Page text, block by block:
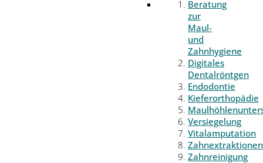
Beratung
zur
Maul-
und
Zahnhygiene
Digitales
Dentalröntgen
Endodontie
Kieferorthopädie
Versiegelung
Vitalamputation
Zahnextraktionen
Zahnreinigung